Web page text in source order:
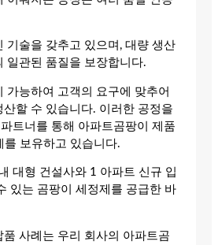
기술을 갖추고 있으며, 대량 생산
일관된 품질을 보장합니다.
가능하여 고객의 요구에 맞추어
할 수 있습니다. 이러한 공정을
트너를 통해 아파트곰팡이 제품
를 보유하고 있습니다.
대형 건설사와 1 아파트 신규 입
있는 곰팡이 세정제를 공급한 바
품 사례는 우리 회사의 아파트곰